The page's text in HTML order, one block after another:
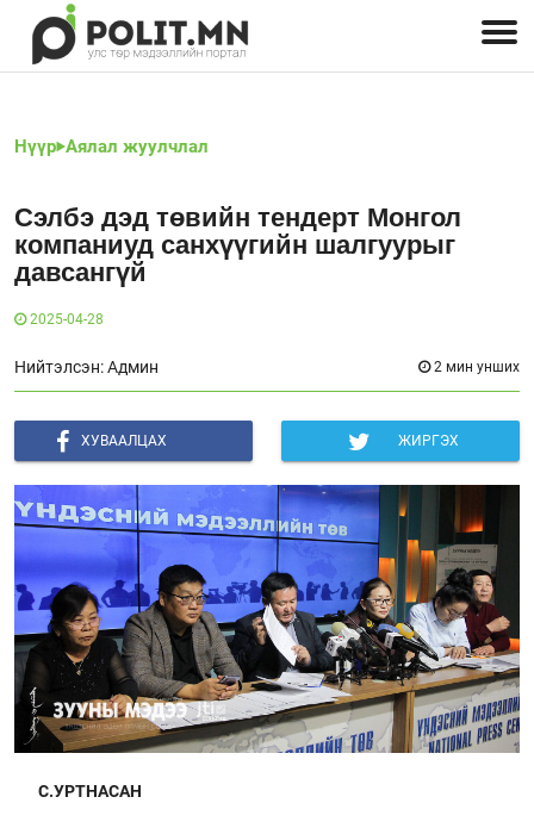
Нүүр Аялал жуулчлал
Сэлбэ дэд төвийн тендерт Монгол
компаниуд санхүүгийн шалгуурыг
давсангүй
2025-04-28
Нийтэлсэн: Админ 2 мин унших
ХУВААЛЦАХ ЖИРГЭХ
С.УРТНАСАН